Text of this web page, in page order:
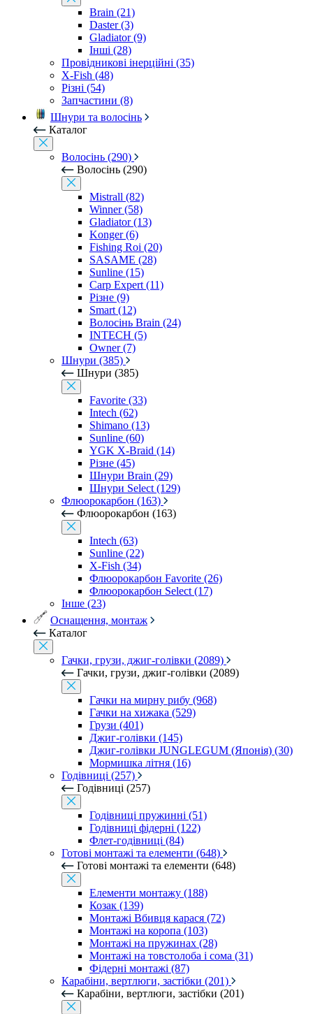
Brain (21)
Daster (3)
Gladiator (9)
Інші (28)
Провідникові інерційні (35)
X-Fish (48)
Різні (54)
Запчастини (8)
Шнури та волосінь
Каталог
Волосінь (290)
Волосінь (290)
Mistrall (82)
Winner (58)
Gladiator (13)
Konger (6)
Fishing Roi (20)
SASAME (28)
Sunline (15)
Carp Expert (11)
Різне (9)
Smart (12)
Волосінь Brain (24)
INTECH (5)
Owner (7)
Шнури (385)
Шнури (385)
Favorite (33)
Intech (62)
Shimano (13)
Sunline (60)
YGK X-Braid (14)
Різне (45)
Шнури Brain (29)
Шнури Select (129)
Флюорокарбон (163)
Флюорокарбон (163)
Intech (63)
Sunline (22)
X-Fish (34)
Флюорокарбон Favorite (26)
Флюорокарбон Select (17)
Інше (23)
Оснащення, монтаж
Каталог
Гачки, грузи, джиг-голівки (2089)
Гачки, грузи, джиг-голівки (2089)
Гачки на мирну рибу (968)
Гачки на хижака (529)
Грузи (401)
Джиг-голівки (145)
Джиг-голівки JUNGLEGUM (Японія) (30)
Мормишка літня (16)
Годівниці (257)
Годівниці (257)
Годівниці пружинні (51)
Годівниці фідерні (122)
Флет-годівниці (84)
Готові монтажі та елементи (648)
Готові монтажі та елементи (648)
Елементи монтажу (188)
Козак (139)
Монтажі Вбивця карася (72)
Монтажі на коропа (103)
Монтажі на пружинах (28)
Монтажі на товстолоба і сома (31)
Фідерні монтажі (87)
Карабіни, вертлюги, застібки (201)
Карабіни, вертлюги, застібки (201)